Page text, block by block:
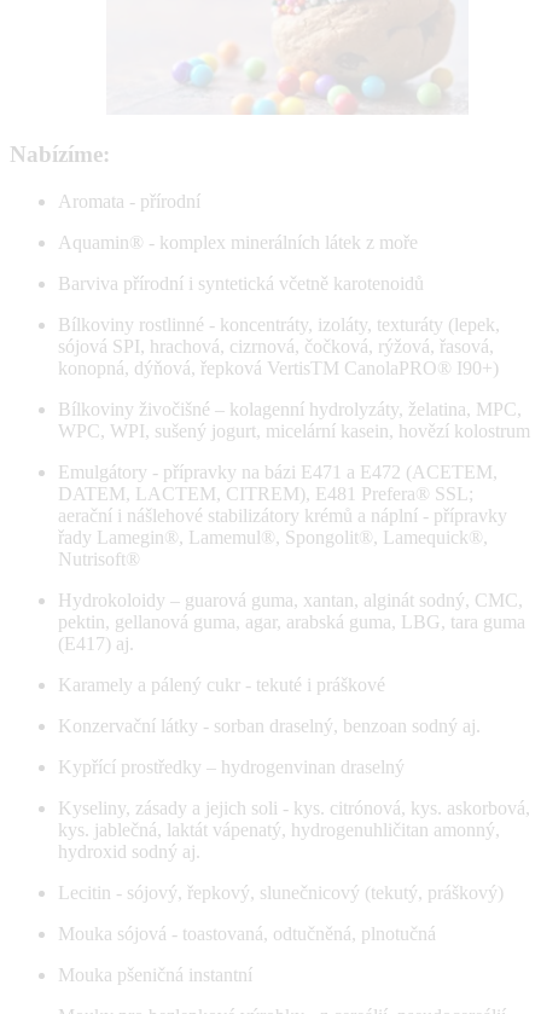
Nabízíme:
Aromata - přírodní
Aquamin® - komplex minerálních látek z moře
Barviva přírodní i syntetická včetně karotenoidů
Bílkoviny rostlinné - koncentráty, izoláty, texturáty (lepek,
sójová SPI, hrachová, cizrnová, čočková, rýžová, řasová,
konopná, dýňová, řepková VertisTM CanolaPRO® I90+)
Bílkoviny živočišné – kolagenní hydrolyzáty, želatina, MPC,
WPC, WPI, sušený jogurt, micelární kasein, hovězí kolostrum
Emulgátory - přípravky na bázi E471 a E472 (ACETEM,
DATEM, LACTEM, CITREM), E481 Prefera® SSL;
aerační i nášlehové stabilizátory krémů a náplní - přípravky
řady Lamegin®, Lamemul®, Spongolit®, Lamequick®,
Nutrisoft®
Hydrokoloidy – guarová guma, xantan, alginát sodný, CMC,
pektin, gellanová guma, agar, arabská guma, LBG, tara guma
(E417) aj.
Karamely a pálený cukr - tekuté i práškové
Konzervační látky - sorban draselný, benzoan sodný aj.
Kypřící prostředky – hydrogenvinan draselný
Kyseliny, zásady a jejich soli - kys. citrónová, kys. askorbová,
kys. jablečná, laktát vápenatý, hydrogenuhličitan amonný,
hydroxid sodný aj.
Lecitin - sójový, řepkový, slunečnicový (tekutý, práškový)
Mouka sójová - toastovaná, odtučněná, plnotučná
Mouka pšeničná instantní